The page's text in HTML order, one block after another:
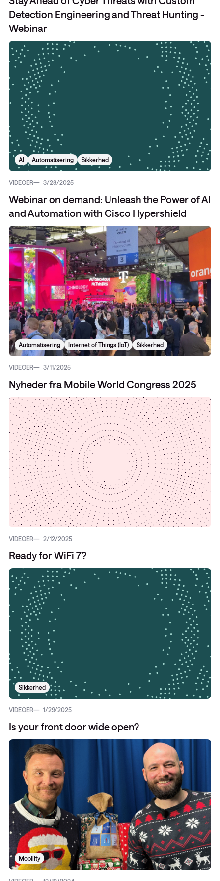
Detection Engineering and Threat Hunting -
Webinar
AI Automatisering Sikkerhed
VIDEOER 3/28/2025
Webinar on demand: Unleash the Power of AI
and Automation with Cisco Hypershield
Automatisering Internet of Things (IoT) Sikkerhed
VIDEOER 3/11/2025
Nyheder fra Mobile World Congress 2025
VIDEOER 2/12/2025
Ready for WiFi 7?
Sikkerhed
VIDEOER 1/29/2025
Is your front door wide open?
Mobility